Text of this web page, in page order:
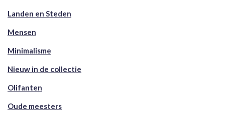
Landen en Steden
Mensen
Minimalisme
Nieuw in de collectie
Olifanten
Oude meesters